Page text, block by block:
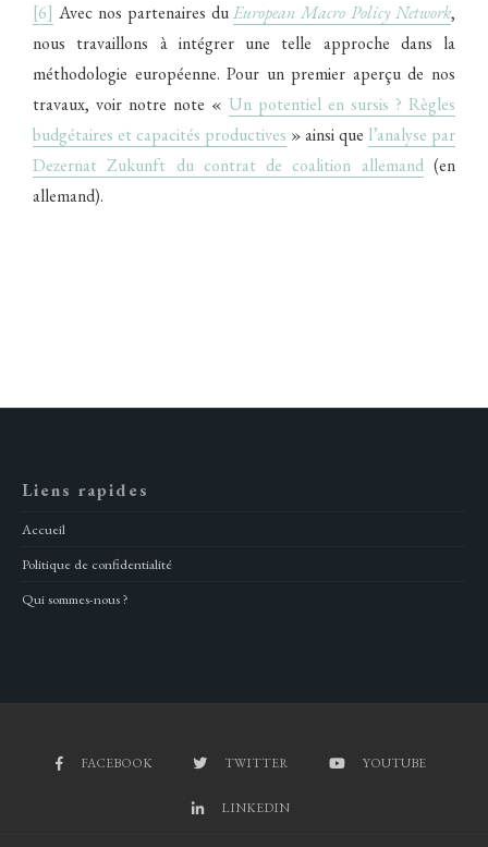
[6] Avec nos partenaires duEuropean Macro Policy Network,
nous travaillons à intégrer une telle approche dans la
méthodologie européenne. Pour un premier aperçu de nos
travaux, voir notre note « Un potentiel en sursis ? Règles
budgétaires et capacités productives » ainsi que l’analyse par
Dezernat Zukunft du contrat de coalition allemand(en
allemand).
Liens rapides
Accueil
Politique de confidentialité
Qui sommes-nous ?
FACEBOOK TWITTER YOUTUBE
LINKEDIN